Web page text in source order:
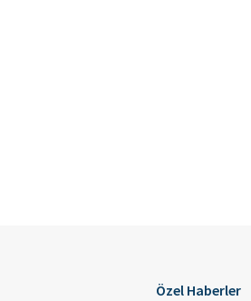
Özel Haberler